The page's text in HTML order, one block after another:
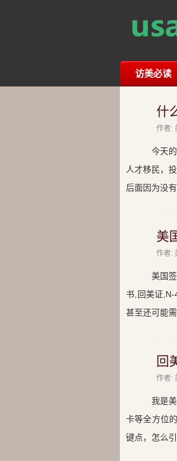
访美必读
什
作者:
今天
人才移民，
后面因为没有
美
作者:
美国
书,回美证,N-
甚至还可能需
回
作者:
我是
卡等全方位
键点，怎么引